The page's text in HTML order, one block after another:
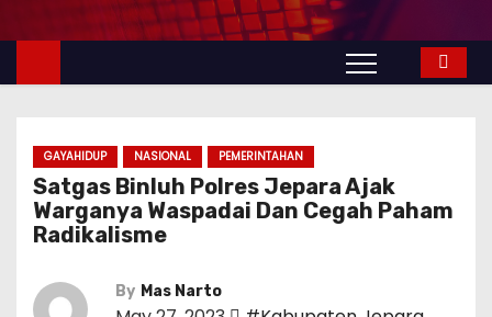
n
GAYAHIDUP NASIONAL PEMERINTAHAN
Satgas Binluh Polres Jepara Ajak
Warganya Waspadai Dan Cegah Paham
Radikalisme
By Mas Narto